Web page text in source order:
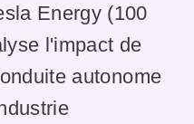
Energy (100
l'impact de
autonome